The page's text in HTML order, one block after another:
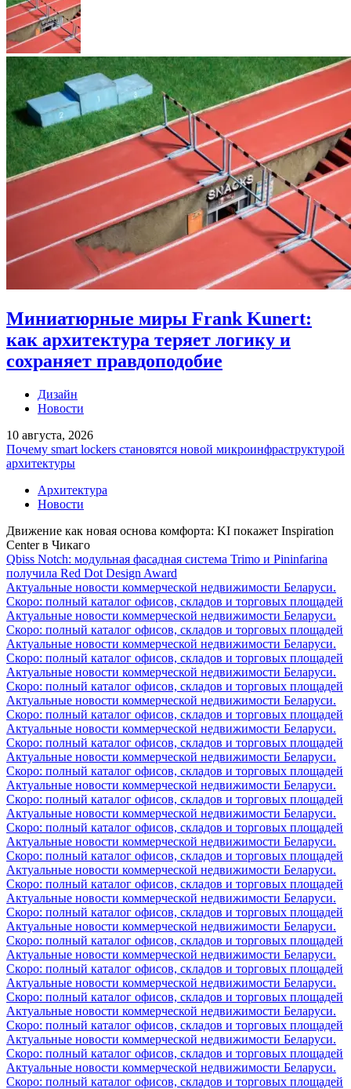
Миниатюрные миры Frank Kunert:
как архитектура теряет логику и
сохраняет правдоподобие
Дизайн
Новости
10 августа, 2026
Почему smart lockers становятся новой микроинфраструктурой
архитектуры
Архитектура
Новости
Движение как новая основа комфорта: KI покажет Inspiration
Center в Чикаго
Qbiss Notch: модульная фасадная система Trimo и Pininfarina
получила Red Dot Design Award
Актуальные новости коммерческой недвижимости Беларуси.
Скоро: полный каталог офисов, складов и торговых площадей
Актуальные новости коммерческой недвижимости Беларуси.
Скоро: полный каталог офисов, складов и торговых площадей
Актуальные новости коммерческой недвижимости Беларуси.
Скоро: полный каталог офисов, складов и торговых площадей
Актуальные новости коммерческой недвижимости Беларуси.
Скоро: полный каталог офисов, складов и торговых площадей
Актуальные новости коммерческой недвижимости Беларуси.
Скоро: полный каталог офисов, складов и торговых площадей
Актуальные новости коммерческой недвижимости Беларуси.
Скоро: полный каталог офисов, складов и торговых площадей
Актуальные новости коммерческой недвижимости Беларуси.
Скоро: полный каталог офисов, складов и торговых площадей
Актуальные новости коммерческой недвижимости Беларуси.
Скоро: полный каталог офисов, складов и торговых площадей
Актуальные новости коммерческой недвижимости Беларуси.
Скоро: полный каталог офисов, складов и торговых площадей
Актуальные новости коммерческой недвижимости Беларуси.
Скоро: полный каталог офисов, складов и торговых площадей
Актуальные новости коммерческой недвижимости Беларуси.
Скоро: полный каталог офисов, складов и торговых площадей
Актуальные новости коммерческой недвижимости Беларуси.
Скоро: полный каталог офисов, складов и торговых площадей
Актуальные новости коммерческой недвижимости Беларуси.
Скоро: полный каталог офисов, складов и торговых площадей
Актуальные новости коммерческой недвижимости Беларуси.
Скоро: полный каталог офисов, складов и торговых площадей
Актуальные новости коммерческой недвижимости Беларуси.
Скоро: полный каталог офисов, складов и торговых площадей
Актуальные новости коммерческой недвижимости Беларуси.
Скоро: полный каталог офисов, складов и торговых площадей
Актуальные новости коммерческой недвижимости Беларуси.
Скоро: полный каталог офисов, складов и торговых площадей
Актуальные новости коммерческой недвижимости Беларуси.
Скоро: полный каталог офисов, складов и торговых площадей